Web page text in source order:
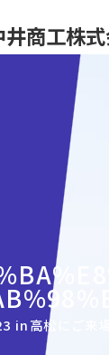
井商工株
in高松にご来